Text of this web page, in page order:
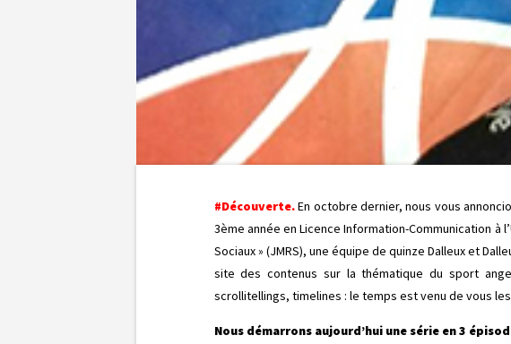
#Découverte.En octobre dernier, nous vous
3ème année en Licence Information-Communication à
Sociaux » (JMRS), une équipe de quinze Dalleux et
site des contenus sur la thématique du sport
scrollitellings, timelines : le temps est venu de vous
Nous démarrons aujourd’hui une série en 3